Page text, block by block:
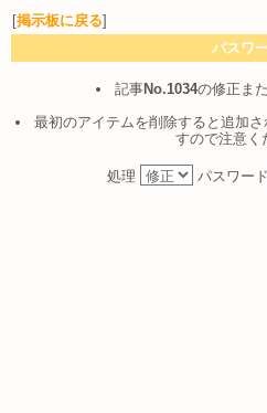
[掲示板に戻る]
パスワ
記事No.1034の修正ま
最初のアイテムを削除すると追加
すので注意く
処理 パスワード